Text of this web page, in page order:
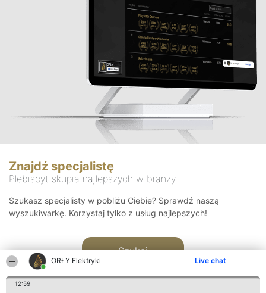
ORŁY Elektryki Live chat
12:59
Znajdź specjalistę
Plebiscyt skupia najlepszych w branży
Szukasz specjalisty w pobliżu Ciebie? Sprawdź naszą
wyszukiwarkę. Korzystaj tylko z usług najlepszych!
Szukaj